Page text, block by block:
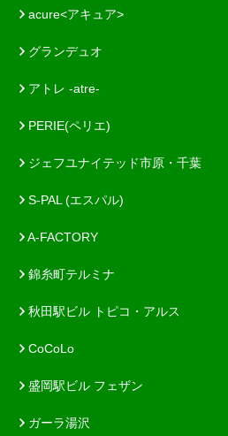
acure<アキュア>
グランデュオ
アトレ -atre-
PERIE(ペリエ)
ジェフユナイテッド市原・千葉
S-PAL (エスパル)
A-FACTORY
錦糸町テルミナ
秋田駅ビル トピコ・アルス
CoCoLo
盛岡駅ビル フェザン
ガーラ湯沢